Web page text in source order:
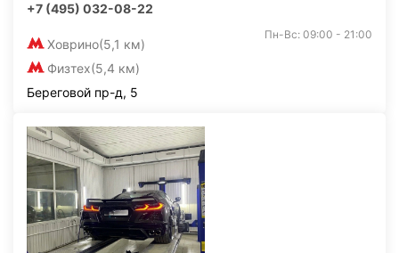
+7 (495) 032-08-22
Ховрино(5,1 км)
Физтех(5,4 км)
Пн-Вс: 09:00 - 21:00
Береговой пр-д, 5